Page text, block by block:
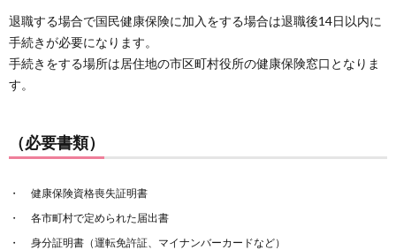
退職する場合で国民健康保険に加入をする場合は退職後14日以内に
手続きが必要になります。
手続きをする場所は居住地の市区町村役所の健康保険窓口となりま
す。
（必要書類）
健康保険資格喪失証明書
各市町村で定められた届出書
身分証明書（運転免許証、マイナンバーカードなど）